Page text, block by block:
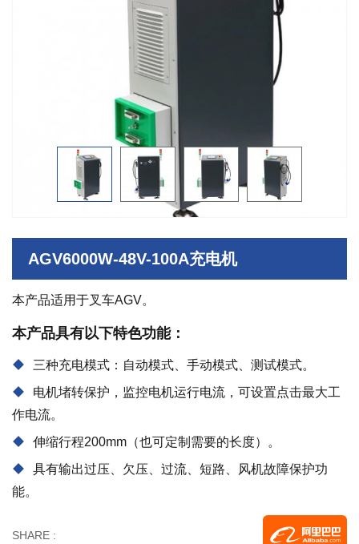
AGV6000W-48V-100A充电机
本产品适用于叉车AGV。
本产品具有以下特色功能：
三种充电模式：自动模式、手动模式、测试模式。
电机堵转保护，监控电机运行电流，可设置点击最大工
作电流。
伸缩行程200mm（也可定制需要的长度）。
具有输出过压、欠压、过流、短路、风机故障保护功
能。
SHARE :